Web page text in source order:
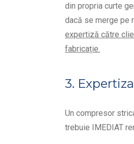
din propria curte
dacă se merge pe
expertiză către
fabricație.
3.
Un compresor
trebuie IMEDIAT